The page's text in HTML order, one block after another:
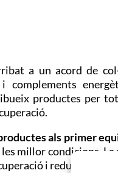
a un acord de
productes per
als primer
millor condicions.
i reduir lesions.